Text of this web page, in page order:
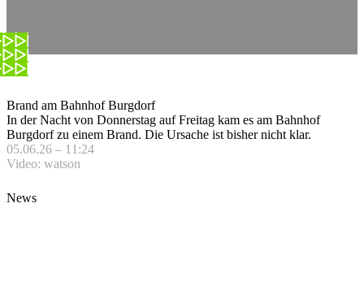
Brand am Bahnhof Burgdorf
In der Nacht von Donnerstag auf Freitag kam es am Bahnhof
Burgdorf zu einem Brand. Die Ursache ist bisher nicht klar.
05.06.26 – 11:24
Video: watson
News